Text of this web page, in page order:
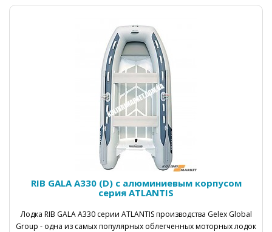
RIB GALA A330 (D) с алюминиевым корпусом
серия ATLANTIS
Лодка RIB GALA А330 серии ATLANTIS производства Gelex Global
Group - одна из самых популярных облегченных моторных лодок